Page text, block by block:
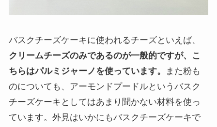
バスクチーズケーキに使われるチーズといえば、
クリームチーズのみであるのが一般的ですが、こ
ちらはパルミジャーノを使っています。
また粉も
のについても、アーモンドプードルというバスク
チーズケーキとしてはあまり聞かない材料を使っ
ています。外見はいかにもバスクチーズケーキで